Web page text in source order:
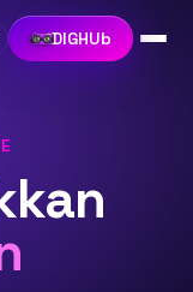
DIGHUb